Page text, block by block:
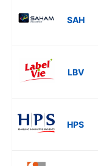
SAH
LBV
HPS